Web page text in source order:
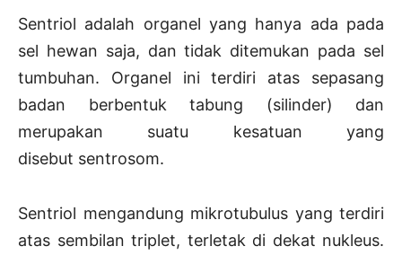
Sentriol adalah organel yang hanya ada pada
sel hewan saja, dan tidak ditemukan pada sel
tumbuhan. Organel ini terdiri atas sepasang
badan berbentuk tabung (silinder) dan
merupakan suatu kesatuan yang
disebut sentrosom.
Sentriol mengandung mikrotubulus yang terdiri
atas sembilan triplet, terletak di dekat nukleus.